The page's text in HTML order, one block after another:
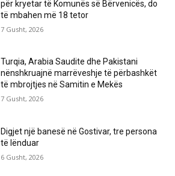
për kryetar të Komunës së Bërvenicës, do
të mbahen më 18 tetor
7 Gusht, 2026
Turqia, Arabia Saudite dhe Pakistani
nënshkruajnë marrëveshje të përbashkët
të mbrojtjes në Samitin e Mekës
7 Gusht, 2026
Digjet një banesë në Gostivar, tre persona
të lënduar
6 Gusht, 2026